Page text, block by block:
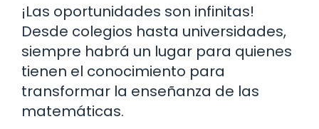
¡Las oportunidades son infinitas!
Desde colegios hasta universidades,
siempre habrá un lugar para quienes
tienen el conocimiento para
transformar la enseñanza de las
matemáticas.